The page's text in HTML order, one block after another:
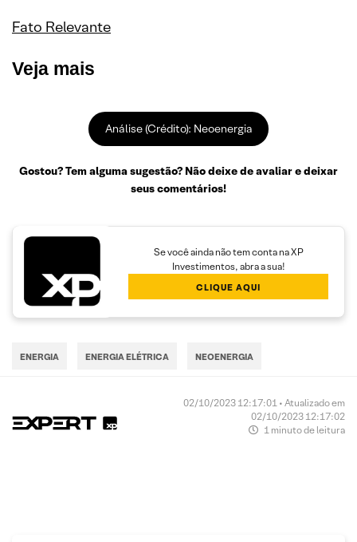
Fato Relevante
Veja mais
Análise (Crédito): Neoenergia
Gostou? Tem alguma sugestão? Não deixe de avaliar e deixar
seus comentários!
Se você ainda não tem conta na XP
Investimentos, abra a sua!
CLIQUE AQUI
ENERGIA ENERGIA ELÉTRICA NEOENERGIA
02/10/2023 12:17:01 • Atualizado em
02/10/2023 12:17:02
1 minuto de leitura